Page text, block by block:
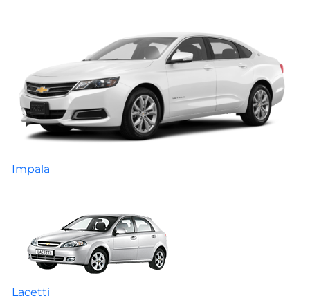
Impala
Lacetti